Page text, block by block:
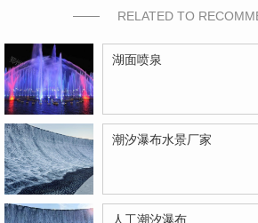
RELATED TO
湖面喷泉
潮汐瀑布水景厂家
人工潮汐瀑布